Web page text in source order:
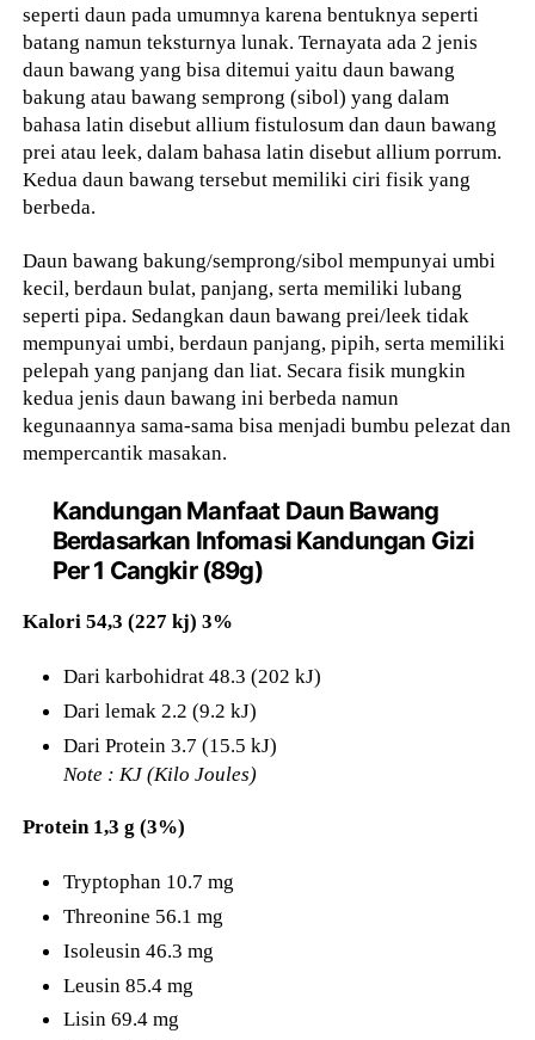
seperti daun pada umumnya karena bentuknya seperti
batang namun teksturnya lunak. Ternayata ada 2 jenis
daun bawang yang bisa ditemui yaitu daun bawang
bakung atau bawang semprong (sibol) yang dalam
bahasa latin disebut allium fistulosum dan daun bawang
prei atau leek, dalam bahasa latin disebut allium porrum.
Kedua daun bawang tersebut memiliki ciri fisik yang
berbeda.
Daun bawang bakung/semprong/sibol mempunyai umbi
kecil, berdaun bulat, panjang, serta memiliki lubang
seperti pipa. Sedangkan daun bawang prei/leek tidak
mempunyai umbi, berdaun panjang, pipih, serta memiliki
pelepah yang panjang dan liat. Secara fisik mungkin
kedua jenis daun bawang ini berbeda namun
kegunaannya sama-sama bisa menjadi bumbu pelezat dan
mempercantik masakan.
Kandungan Manfaat Daun Bawang
Berdasarkan Infomasi Kandungan Gizi
Per 1 Cangkir (89g)
Kalori 54,3 (227 kj) 3%
Dari karbohidrat 48.3 (202 kJ)
Dari lemak 2.2 (9.2 kJ)
Dari Protein 3.7 (15.5 kJ)
Note : KJ (Kilo Joules)
Protein 1,3 g (3%)
Tryptophan 10.7 mg
Threonine 56.1 mg
Isoleusin 46.3 mg
Leusin 85.4 mg
Lisin 69.4 mg